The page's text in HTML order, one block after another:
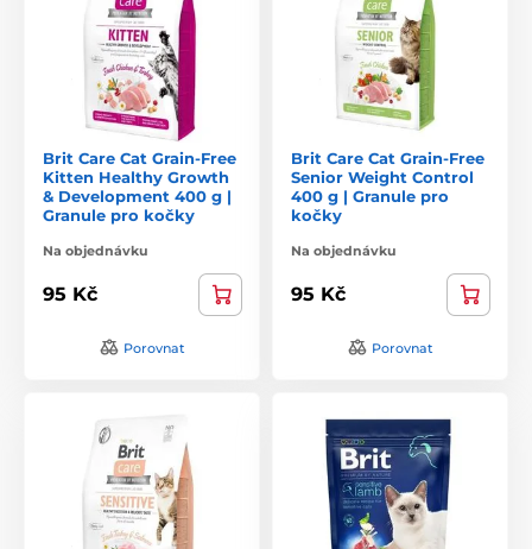
Brit Care Cat Grain-Free
Kitten Healthy Growth
& Development 400 g |
Granule pro kočky
Na objednávku
95 Kč
Porovnat
Brit Care Cat Grain-Free
Senior Weight Control
400 g | Granule pro
kočky
Na objednávku
95 Kč
Porovnat